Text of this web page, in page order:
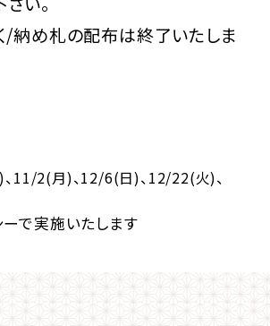
納め札の配布は終了いたしま
、11/2(月)、12/6(日)、12/22(火)、
で実施いたします